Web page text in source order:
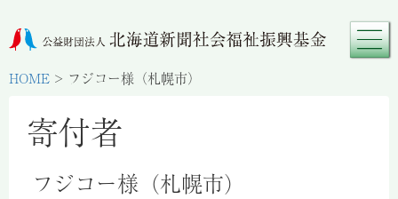
HOME > フジコー様（札幌市）
寄付者
フジコー様（札幌市）